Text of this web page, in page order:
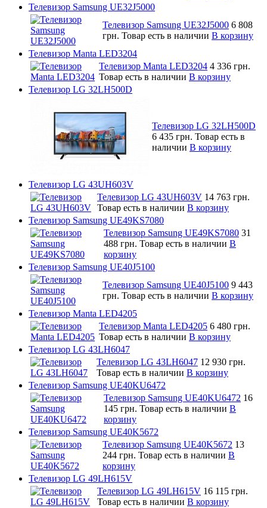
Телевизор Samsung UE32J5000
Телевизор Samsung UE32J5000 6 808
грн. Товар есть в наличии В корзину
Телевизор Manta LED3204
Телевизор Manta LED3204 4 336 грн.
Товар есть в наличии В корзину
Телевизор LG 32LH500D
Телевизор LG 32LH500D
6 435 грн. Товар есть в
наличии В корзину
Телевизор LG 43UH603V
Телевизор LG 43UH603V 14 763 грн.
Товар есть в наличии В корзину
Телевизор Samsung UE49KS7080
Телевизор Samsung UE49KS7080 31
488 грн. Товар есть в наличии В
корзину
Телевизор Samsung UE40J5100
Телевизор Samsung UE40J5100 9 443
грн. Товар есть в наличии В корзину
Телевизор Manta LED4205
Телевизор Manta LED4205 6 480 грн.
Товар есть в наличии В корзину
Телевизор LG 43LH6047
Телевизор LG 43LH6047 12 930 грн.
Товар есть в наличии В корзину
Телевизор Samsung UE40KU6472
Телевизор Samsung UE40KU6472 16
145 грн. Товар есть в наличии В
корзину
Телевизор Samsung UE40K5672
Телевизор Samsung UE40K5672 13
244 грн. Товар есть в наличии В
корзину
Телевизор LG 49LH615V
Телевизор LG 49LH615V 16 115 грн.
Товар есть в наличии В корзину